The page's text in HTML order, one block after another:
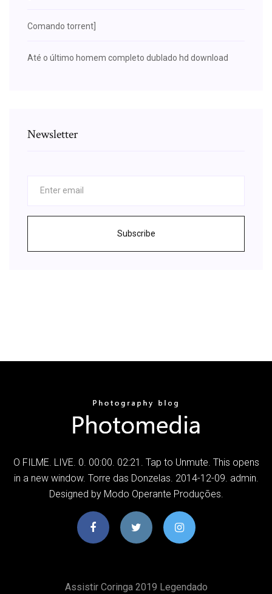
Comando torrent]
Até o último homem completo dublado hd download
Newsletter
Subscribe
O FILME. LIVE. 0. 00:00. 02:21. Tap to Unmute. This opens
in a new window. Torre das Donzelas. 2014-12-09. admin.
Designed by Modo Operante Produções.
Assistir Coringa 2019 Legendado